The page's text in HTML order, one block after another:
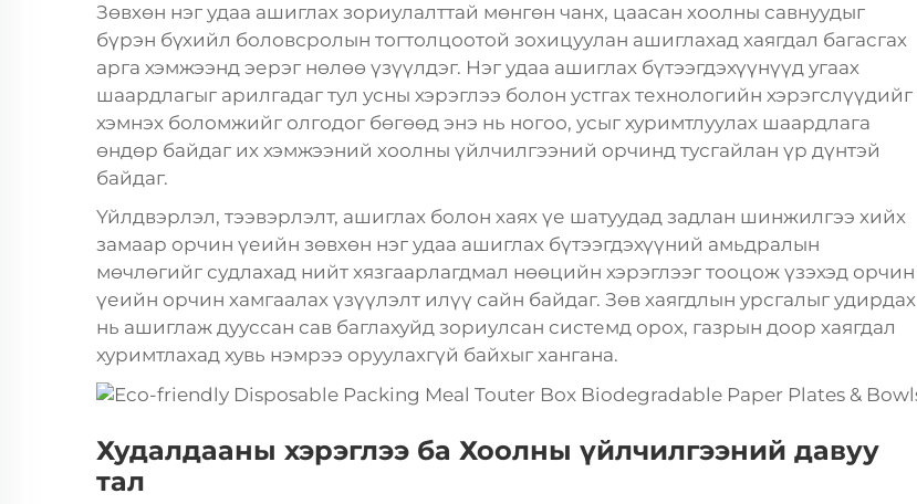
Зөвхөн нэг удаа ашиглах зориулалттай мөнгөн чанх, цаасан хоолны савнуудыг
бүрэн бүхийл боловсролын тогтолцоотой зохицуулан ашиглахад хаягдал багасгах
арга хэмжээнд эерэг нөлөө үзүүлдэг. Нэг удаа ашиглах бүтээгдэхүүнүүд угаах
шаардлагыг арилгадаг тул усны хэрэглээ болон устгах технологийн хэрэгслүүдийг
хэмнэх боломжийг олгодог бөгөөд энэ нь ногоо, усыг хуримтлуулах шаардлага
өндөр байдаг их хэмжээний хоолны үйлчилгээний орчинд тусгайлан үр дүнтэй
байдаг.
Үйлдвэрлэл, тээвэрлэлт, ашиглах болон хаях үе шатуудад задлан шинжилгээ хийх
замаар орчин үеийн зөвхөн нэг удаа ашиглах бүтээгдэхүүний амьдралын
мөчлөгийг судлахад нийт хязгаарлагдмал нөөцийн хэрэглээг тооцож үзэхэд орчин
үеийн орчин хамгаалах үзүүлэлт илүү сайн байдаг. Зөв хаягдлын урсгалыг удирдах
нь ашиглаж дууссан сав баглахуйд зориулсан системд орох, газрын доор хаягдал
хуримтлахад хувь нэмрээ оруулахгүй байхыг хангана.
Худалдааны хэрэглээ ба Хоолны үйлчилгээний давуу
тал